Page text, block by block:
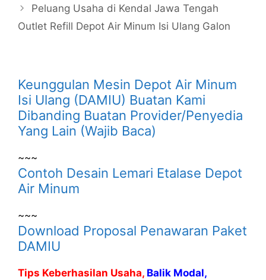
Peluang Usaha di Kendal Jawa Tengah
Outlet Refill Depot Air Minum Isi Ulang Galon
Keunggulan Mesin Depot Air Minum
Isi Ulang (DAMIU) Buatan Kami
Dibanding Buatan Provider/Penyedia
Yang Lain (Wajib Baca)
~~~
Contoh Desain Lemari Etalase Depot
Air Minum
~~~
Download Proposal Penawaran Paket
DAMIU
Tips Keberhasilan Usaha, Balik Modal,